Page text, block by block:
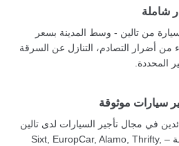
شاملة
من تالين - وسط المدينة بسعر
من أضرار التصادم، التنازل عن السرقة
المحددة.
سيارات موثوقة
في مجال تأجير السيارات لدى تالين
- وسط المدينة – Sixt, EuropCar, Alamo, Thrifty,